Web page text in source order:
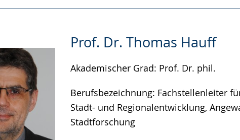
Prof. Dr. Thomas Hauff
Akademischer Grad: Prof. Dr. phil.
Berufsbezeichnung: Fachstellenleiter
Stadt- und Regionalentwicklung,
Stadtforschung